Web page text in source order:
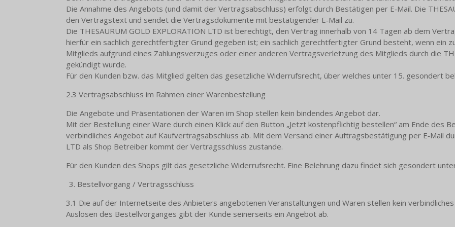
Die Annahme des Angebots (und damit der Vertragsabschluss) erfolgt durch Bestätigen per E‑Mail. Die
den Vertragstext und sendet die Vertragsdokumente mit bestätigender E‑Mail zu.
Die THESAURUM GOLD EXPLORATION LTD ist berechtigt, den Vertrag innerhalb von 14 Tagen ab dem
hierfür ein sachlich gerechtfertigter Grund gegeben ist; ein sachlich gerechtfertigter Grund besteht, wenn ein
Mitglieds aufgrund eines Zahlungsverzuges oder einer anderen Vertragsverletzung des Mitglieds durch die
gekündigt wurde.
Für den Kunden bzw. das Mitglied gelten das gesetzliche Widerrufsrecht, über welches unter 15. gesondert
2.3 Vertragsabschluss im Rahmen einer Warenbestellung
Die Angebote und Präsentationen der Waren im Shop stellen kein bindendes Angebot dar.
Mit der Bestellung einer Ware durch einen Klick auf den Button „Jetzt kostenpflichtig bestellen“ am Ende des
verbindliches Angebot auf Kaufvertragsabschluss ab. Mit dem Versand einer Auftragsbestätigung per E‑Mail
LTD als Shop Betreiber kommt der Vertragsschluss zustande.
Für den Kunden des Shops gilt das gesetzliche Widerrufsrecht. Eine Belehrung dazu findet sich gesondert
Bestellvorgang / Vertragsschluss
3.1 Die auf der Internetseite des Anbieters angebotenen Veranstaltungen und Waren stellen kein
Auslösen des Bestellvorganges gibt der Kunde seinerseits ein Angebot ab.